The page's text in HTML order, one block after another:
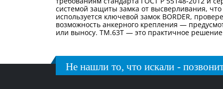
системой защиты замка от высверливания,
используется ключевой замок BORDER,
возможность анкерного крепления —
или выносу. TM.63T — это практичное
Не нашли то, что искали -